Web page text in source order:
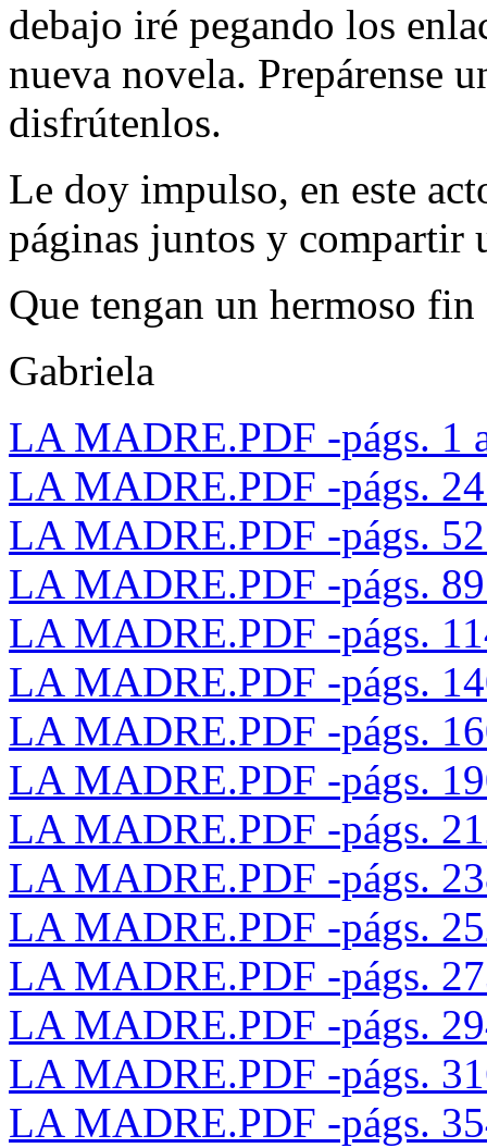
debajo iré pegando los
nueva novela. Prepárense
disfrútenlos.
Le doy impulso, en este
páginas juntos y compartir
Que tengan un hermoso fin
Gabriela
LA MADRE.PDF -págs. 1
LA MADRE.PDF -págs.
LA MADRE.PDF -págs.
LA MADRE.PDF -págs.
LA MADRE.PDF -págs.
LA MADRE.PDF -págs.
LA MADRE.PDF -págs.
LA MADRE.PDF -págs.
LA MADRE.PDF -págs.
LA MADRE.PDF -págs.
LA MADRE.PDF -págs.
LA MADRE.PDF -págs.
LA MADRE.PDF -págs.
LA MADRE.PDF -págs.
LA MADRE.PDF -págs.